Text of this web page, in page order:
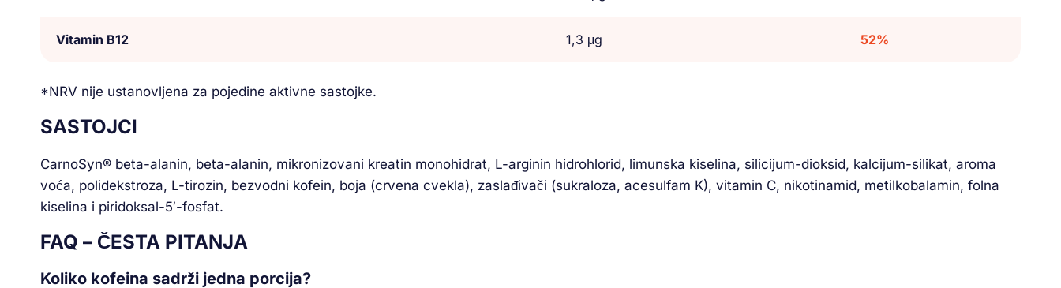
Vitamin B12 1,3 μg 52%
*NRV nije ustanovljena za pojedine aktivne sastojke.
SASTOJCI
CarnoSyn® beta-alanin, beta-alanin, mikronizovani kreatin monohidrat, L-arginin hidrohlorid, limunska kiselina, silicijum-dioksid, kalcijum-silikat, aroma
voća, polidekstroza, L-tirozin, bezvodni kofein, boja (crvena cvekla), zaslađivači (sukraloza, acesulfam K), vitamin C, nikotinamid, metilkobalamin, folna
kiselina i piridoksal-5′-fosfat.
FAQ – ČESTA PITANJA
Koliko kofeina sadrži jedna porcija?